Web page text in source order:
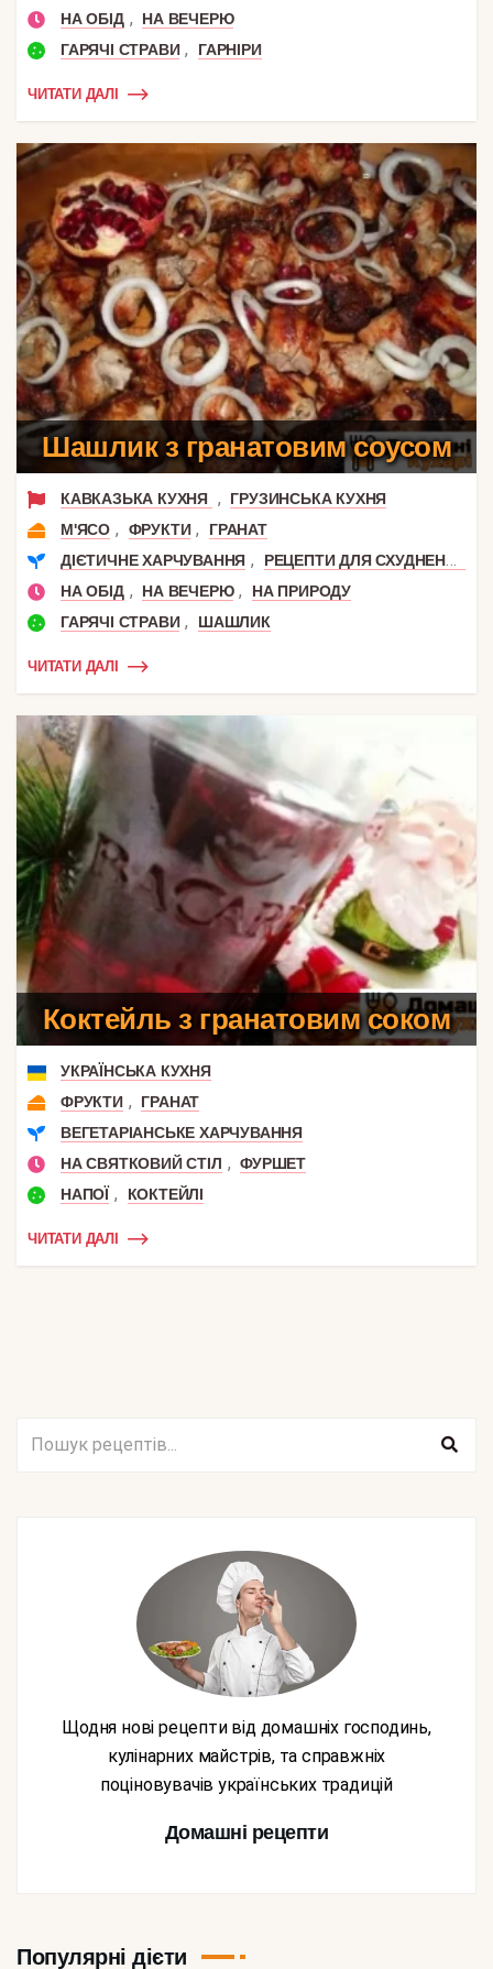
НА ОБІД ,
НА ВЕЧЕРЮ
ГАРЯЧІ СТРАВИ , ГАРНІРИ
ЧИТАТИ ДАЛІ
Шашлик з гранатовим соусом
КАВКАЗЬКА КУХНЯ ,
ГРУЗИНСЬКА КУХНЯ
М'ЯСО , ФРУКТИ ,
ГРАНАТ
ДІЄТИЧНЕ ХАРЧУВАННЯ ,
РЕЦЕПТИ ДЛЯ СХУДНЕННЯ
НА ОБІД , НА ВЕЧЕРЮ ,
НА ПРИРОДУ
ГАРЯЧІ СТРАВИ , ШАШЛИК
ЧИТАТИ ДАЛІ
Коктейль з гранатовим соком
УКРАЇНСЬКА КУХНЯ
ФРУКТИ ,
ГРАНАТ
ВЕГЕТАРІАНСЬКЕ ХАРЧУВАННЯ
НА СВЯТКОВИЙ СТІЛ , ФУРШЕТ
НАПОЇ , КОКТЕЙЛІ
ЧИТАТИ ДАЛІ
Щодня нові рецепти від домашніх господинь,
кулінарних майстрів, та справжніх
поціновувачів українських традицій
Домашні рецепти
Популярні дієти